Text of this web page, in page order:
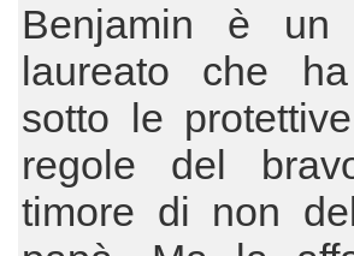
Benjamin è un
laureato che
sotto le
regole del
timore di non